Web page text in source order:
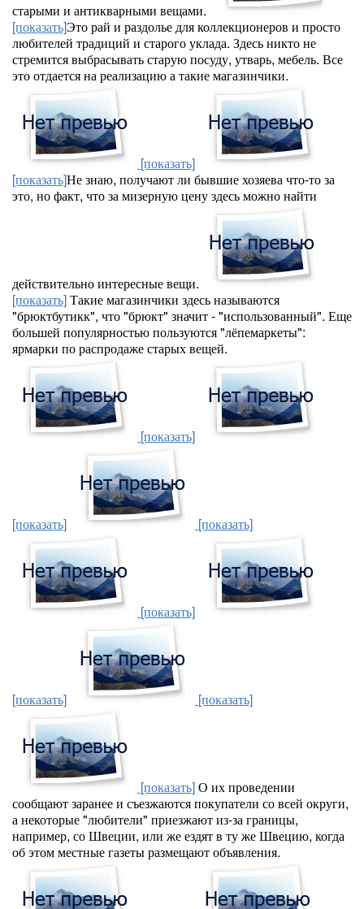
старыми и антикварными вещами.
[показать]Это рай и раздолье для коллекционеров и просто
любителей традиций и старого уклада. Здесь никто не
стремится выбрасывать старую посуду, утварь, мебель. Все
это отдается на реализацию а такие магазинчики.
[показать]
[показать]Не знаю, получают ли бывшие хозяева что-то за
это, но факт, что за мизерную цену здесь можно найти
действительно интересные вещи.
[показать]Такие магазинчики здесь называются
"брюктбутикк", что "брюкт" значит - "использованный". Еще
большей популярностью пользуются "лёпемаркеты":
ярмарки по распродаже старых вещей.
[показать]
[показать] [показать]
[показать]
[показать] [показать]
[показать]О их проведении
сообщают заранее и съезжаются покупатели со всей округи,
а некоторые "любители" приезжают из-за границы,
например, со Швеции, или же ездят в ту же Швецию, когда
об этом местные газеты размещают объявления.